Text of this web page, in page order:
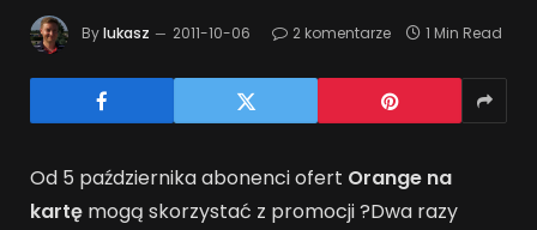
Bylukasz 2011-10-06 2 komentarze 1 Min Read
Od 5 października abonenci ofert Orange na
kartę mogą skorzystać z promocji ?Dwa razy